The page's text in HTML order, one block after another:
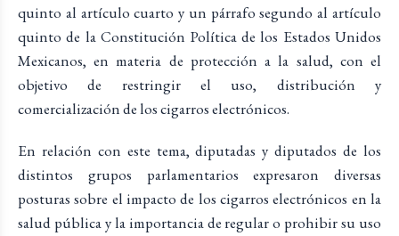
quinto al artículo cuarto y un párrafo segundo al artículo
quinto de la Constitución Política de los Estados Unidos
Mexicanos, en materia de protección a la salud, con el
objetivo de restringir el uso, distribución y
comercialización de los cigarros electrónicos.
En relación con este tema, diputadas y diputados de los
distintos grupos parlamentarios expresaron diversas
posturas sobre el impacto de los cigarros electrónicos en la
salud pública y la importancia de regular o prohibir su uso